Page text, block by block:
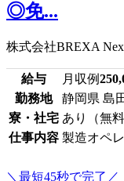
◎免...
株式会社BREXA
給与 月収例
勤務地
静岡県 島
寮・社宅 あり（無料
仕事内容 製造オペ
＼最短45秒で完了／